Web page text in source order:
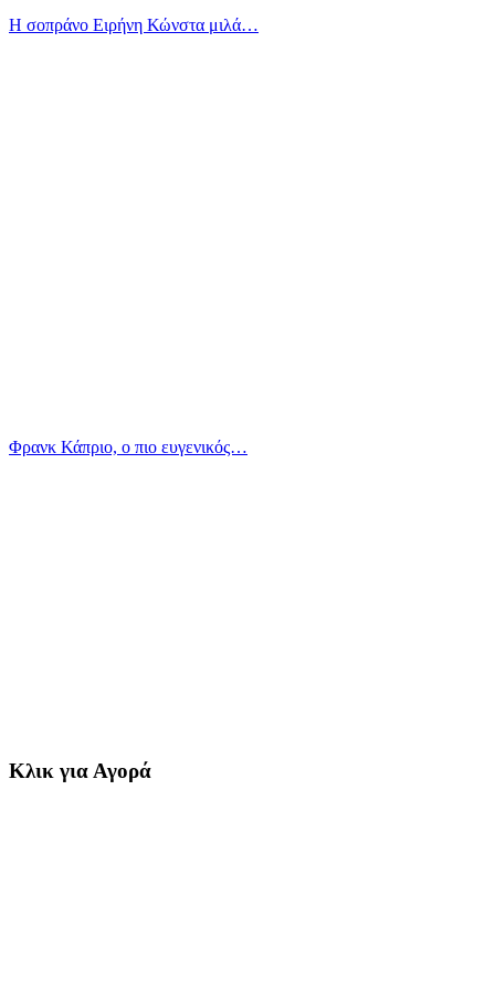
Η σοπράνο Ειρήνη Κώνστα μιλά…
Φρανκ Κάπριο, ο πιο ευγενικός…
Κλικ για Αγορά